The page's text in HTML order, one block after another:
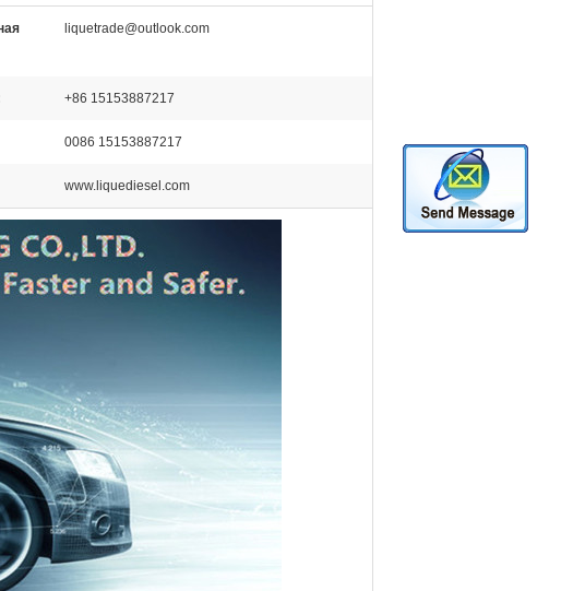
liquetrade@outlook.com
+86 15153887217
0086 15153887217
www.liquediesel.com